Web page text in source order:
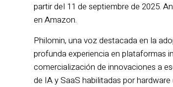
partir del 11 de septiembre de 2025.
en Amazon.
Philomin, una voz destacada en la
profunda experiencia en plataformas
comercialización de innovaciones a
de IA y SaaS habilitadas por